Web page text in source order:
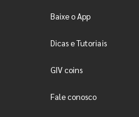
Baixe o App
Dicas e Tutoriais
GIV coins
Fale conosco